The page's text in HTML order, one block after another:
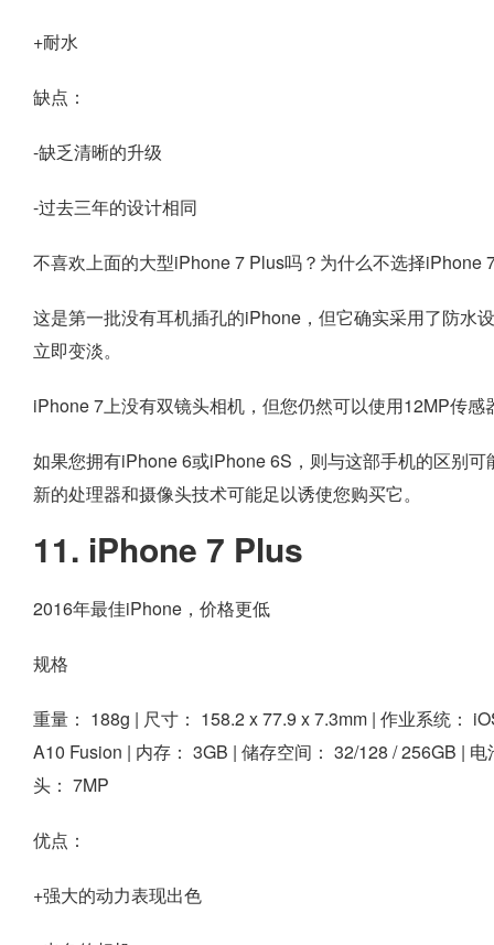
+耐水
缺点：
-缺乏清晰的升级
-过去三年的设计相同
不喜欢上面的大型iPhone 7 Plus吗？为什么不选择iPhone
这是第一批没有耳机插孔的iPhone，但它确实采用了防水
立即变淡。
iPhone 7上没有双镜头相机，但您仍然可以使用12MP传
如果您拥有iPhone 6或iPhone 6S，则与这部手机的区别
新的处理器和摄像头技术可能足以诱使您购买它。
11. iPhone 7 Plus
2016年最佳iPhone，价格更低
规格
重量： 188g | 尺寸： 158.2 x 77.9 x 7.3mm | 作业系统：
A10 Fusion | 内存： 3GB | 储存空间： 32/128 / 256GB | 电
头： 7MP
优点：
+强大的动力表现出色